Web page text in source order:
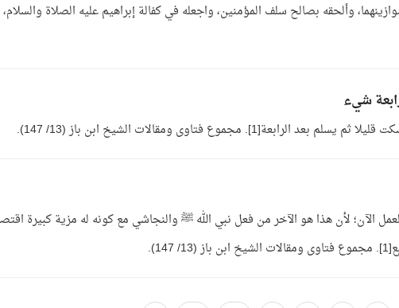
وألحقه بصالح سلف المؤمنين، واجعله في كفالة إبراهيم عليه الصلاة
شيء
مجموع فتاوى ومقالات الشيخ ابن باز (13/ 147).
الآن؛ لأن هذا هو الآخر من فعل نبي الله ﷺ والنجاشي مع كونه له مزية كبيرة